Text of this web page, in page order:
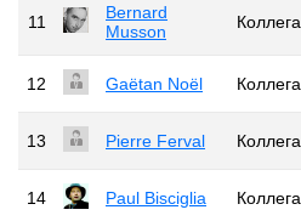
11
Bernard
Musson
Коллега
12 Gaëtan Noël Коллега
13 Pierre Ferval Коллега
14 Paul Bisciglia Коллега